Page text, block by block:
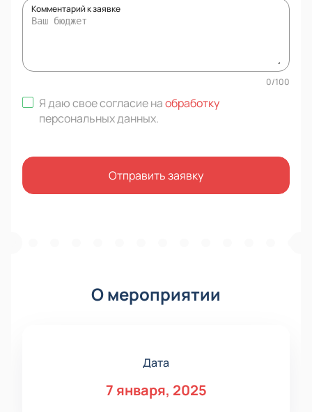
Комментарий к заявке
0/100
Я даю свое согласие наобработку
персональных данных.
Отправить заявку
О мероприятии
Дата
7 января, 2025